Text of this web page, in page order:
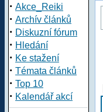
· Akce_Reiki
· Archív článků
· Diskuzní fórum
· Hledání
· Ke stažení
· Témata článků
· Top 10
· Kalendář akcí